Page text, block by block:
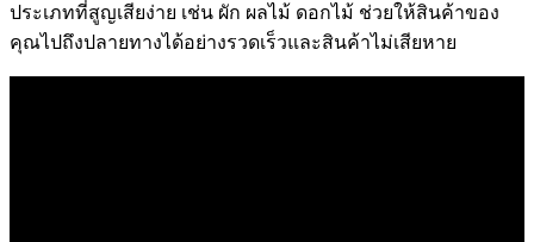
ประเภทที่สูญเสียง่าย เช่น ผัก ผลไม้ ดอกไม้ ช่วยให้สินค้าของ
คุณไปถึงปลายทางได้อย่างรวดเร็วและสินค้าไม่เสียหาย